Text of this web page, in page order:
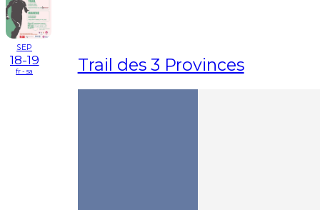
SEP
18-19
fr - sa Trail des 3 Provinces